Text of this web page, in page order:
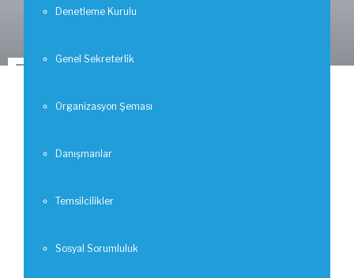
Denetleme Kurulu
Genel Sekreterlik
Organizasyon Şeması
Danışmanlar
Temsilcilikler
Sosyal Sorumluluk